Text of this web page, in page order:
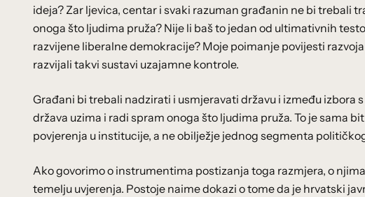
ideja? Zar ljevica, centar i svaki razuman građanin ne bi trebali
onoga što ljudima pruža? Nije li baš to jedan od ultimativnih
razvijene liberalne demokracije? Moje poimanje povijesti
razvijali takvi sustavi uzajamne kontrole.
Građani bi trebali nadzirati i usmjeravati državu i između izbora
država uzima i radi spram onoga što ljudima pruža. To je sama
povjerenja u institucije, a ne obilježje jednog segmenta
Ako govorimo o instrumentima postizanja toga razmjera, o
temelju uvjerenja. Postoje naime dokazi o tome da je hrvatski